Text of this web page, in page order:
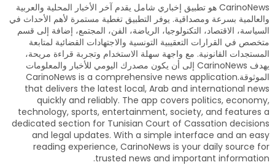
CarinoNews هو تطبيق إخباري شامل يقدم آخر الأخبار المحلية والعربية
والعالمية بسرعة ومصداقية. يوفر التطبيق تغطية مستمرة لأهم الأحداث في
السياسة، الاقتصاد، التكنولوجيا، الرياضة، الفن، المجتمع، إضافة إلى قسم
متخصص في القرارات التعقيبية التونسية والاجتهادات القضائية لمتابعة
المستجدات القانونية. مع واجهة سهلة الاستخدام وتجربة قراءة مريحة،
يهدف CarinoNews إلى أن يكون مصدرك اليومي للأخبار والمعلومات
الموثوقة.CarinoNews is a comprehensive news application
that delivers the latest local, Arab and international news
quickly and reliably. The app covers politics, economy,
technology, sports, entertainment, society, and features a
dedicated section for Tunisian Court of Cassation decisions
and legal updates. With a simple interface and an easy
reading experience, CarinoNews is your daily source for
trusted news and important information.